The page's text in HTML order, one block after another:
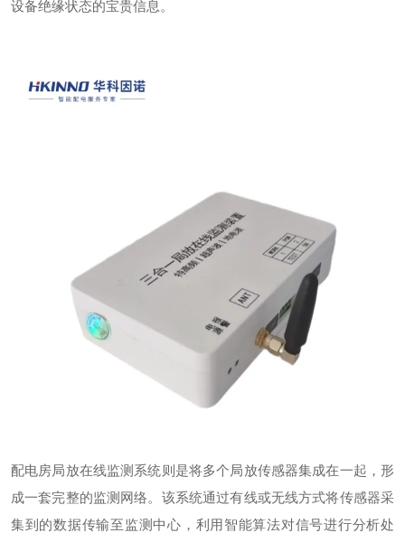
设备绝缘状态的宝贵信息。
配电房局放在线监测系统则是将多个局放传感器集成在一起，形
成一套完整的监测网络。该系统通过有线或无线方式将传感器采
集到的数据传输至监测中心，利用智能算法对信号进行分析处